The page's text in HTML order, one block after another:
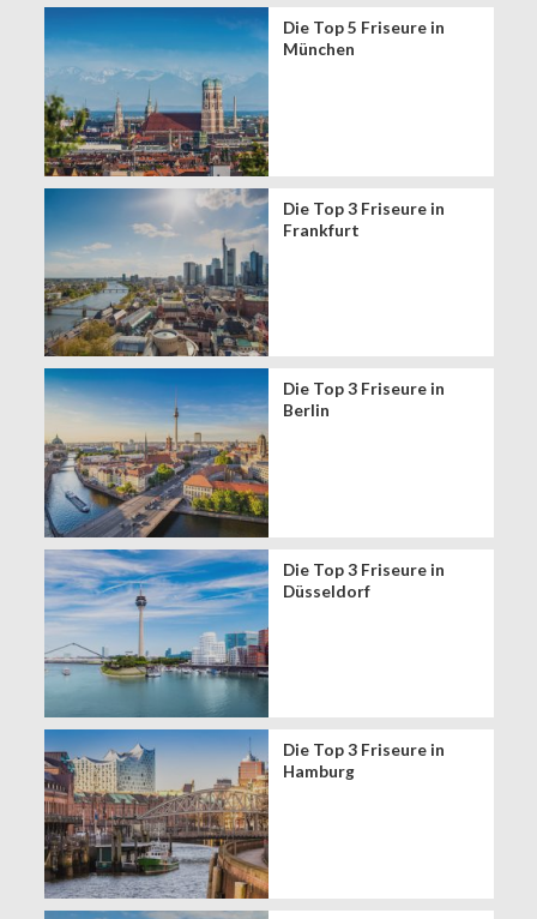
Die Top 5 Friseure in
München
Die Top 3 Friseure in
Frankfurt
Die Top 3 Friseure in
Berlin
Die Top 3 Friseure in
Düsseldorf
Die Top 3 Friseure in
Hamburg